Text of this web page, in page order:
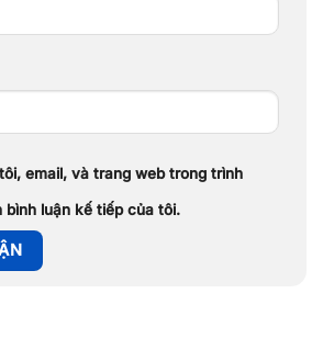
email, và trang web trong trình
bình luận kế tiếp của tôi.